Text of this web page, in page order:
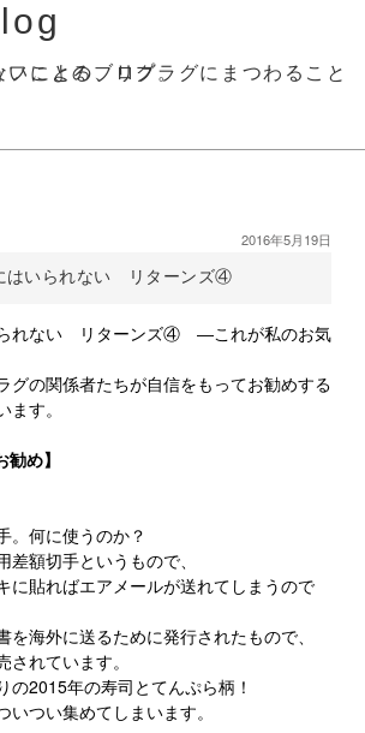
つわることや、まつわらないことのブログ。
2016年5月19日
はいられない リターンズ④
られない リターンズ④ ―これが私のお気
グの関係者たちが自信をもってお勧めする
す。
勧め】
。何に使うのか？
差額切手というもので、
に貼ればエアメールが送れてしまうので
を海外に送るために発行されたもので、
れています。
の2015年の寿司とてんぷら柄！
いつい集めてしまいます。